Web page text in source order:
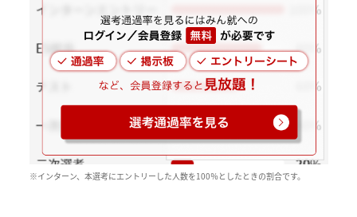
※インターン、本選考にエントリーした人数を100％としたときの割合です。